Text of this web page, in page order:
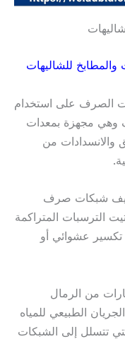
للشاليهات
الصرف على استخدام
مجهزة بمعدات
والانسدادات من
شبكات صرف
الترسبات المتراكمة
تكسير عشوائي أو
من الرمال
الطبيعي للمياه
تتسلل إلى الشبكات